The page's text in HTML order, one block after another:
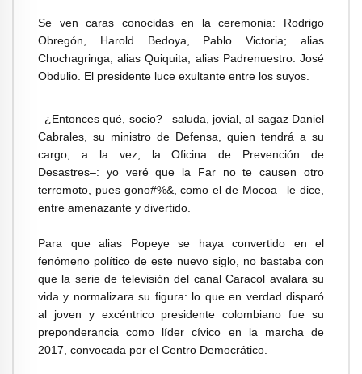
Se ven caras conocidas en la ceremonia: Rodrigo
Obregón, Harold Bedoya, Pablo Victoria; alias
Chochagringa, alias Quiquita, alias Padrenuestro. José
Obdulio. El presidente luce exultante entre los suyos.
–¿Entonces qué, socio? –saluda, jovial, al sagaz Daniel
Cabrales, su ministro de Defensa, quien tendrá a su
cargo, a la vez, la Oficina de Prevención de
Desastres–: yo veré que la Far no te causen otro
terremoto, pues gono#%&, como el de Mocoa –le dice,
entre amenazante y divertido.
Para que alias Popeye se haya convertido en el
fenómeno político de este nuevo siglo, no bastaba con
que la serie de televisión del canal Caracol avalara su
vida y normalizara su figura: lo que en verdad disparó
al joven y excéntrico presidente colombiano fue su
preponderancia como líder cívico en la marcha de
2017, convocada por el Centro Democrático.